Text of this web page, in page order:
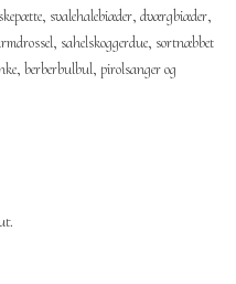
svalehalebiæder, dværgbiæder,
sahelskoggerdue, sortnæbbet
berberbulbul, pirolsanger og